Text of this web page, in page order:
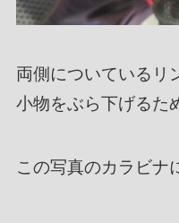
両側についているリ
小物をぶら下げるた
この写真のカラビナ